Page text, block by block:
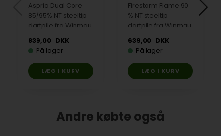
Aspria Dual Core
85/95% NT steeltip
dartpile fra Winmau
24 gram
839,00 DKK
På lager
Firestorm Flame 90
% NT steeltip
dartpile fra Winmau
- 21 gram
639,00 DKK
På lager
Andre købte også